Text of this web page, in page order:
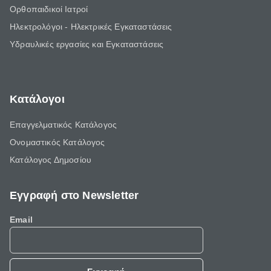
Ορθοπαιδικοί Ιατροί
Ηλεκτρολόγοι - Ηλεκτρικές Εγκαταστάσεις
Υδραυλικές εργασίες και Εγκαταστάσεις
Κατάλογοι
Επαγγελματικός Κατάλογος
Ονομαστικός Κατάλογος
Κατάλογος Δημοσίου
Εγγραφή στο Newsletter
Email